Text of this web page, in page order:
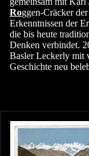
Roggen-Cräcker
Erkenntnissen der
die bis heute
Denken verbindet.
Basler Leckerly mit
Geschichte neu